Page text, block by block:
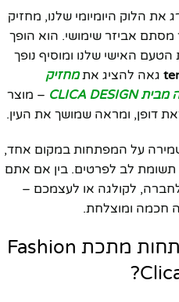
את הלוק היומיומי שלנו, מחזיק
אביזר שימושי. הוא הופך
האישי שלנו ומוסיף נופך
גאה להציג אתמחזיק
– מוצר
דופן, ומראה שמושך את העין.
על המפתחות במקום אחד,
תשומת לב לפרטים. בין אם אתם
לקולגה או לעצמכם –
חכמה ומוצלחת.
למה דווקא מחזיק מפתחות מתכת Fashion